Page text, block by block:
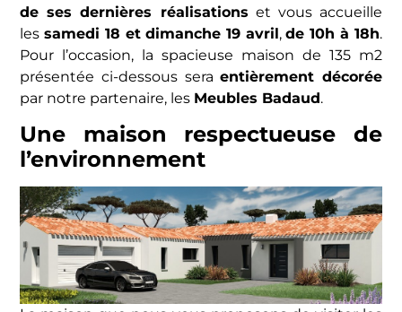
de ses dernières réalisations et vous accueille
lessamedi 18 et dimanche 19 avril,de 10h à 18h.
Pour l’occasion, la spacieuse maison de 135 m2
présentée ci-dessous seraentièrement décorée
par notre partenaire, les Meubles Badaud.
Une maison respectueuse de
l’environnement